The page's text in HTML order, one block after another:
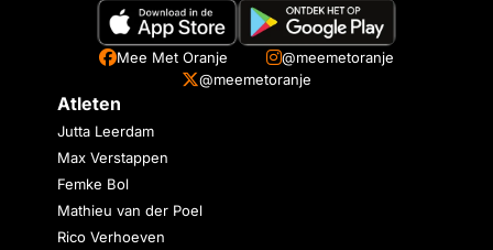
Mee Met Oranje
@meemetoranje
@meemetoranje
Atleten
Jutta Leerdam
Max Verstappen
Femke Bol
Mathieu van der Poel
Rico Verhoeven